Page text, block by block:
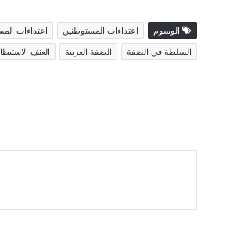
الوسوم اعتداءات المستوطنين اعتداءات
السلطة في الضفة
الضفة الغربية العنف